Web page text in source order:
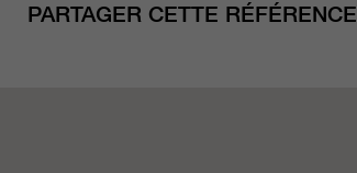
PARTAGER CETTE RÉFÉRENCE